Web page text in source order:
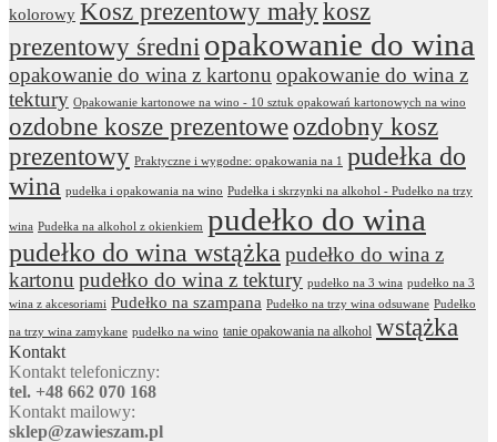
kolorowy Kosz prezentowy małykosz
prezentowy średni opakowanie do wina
opakowanie do wina z kartonu opakowanie do wina z
tektury Opakowanie kartonowe na wino - 10 sztuk opakowań kartonowych na wino
ozdobne kosze prezentoweozdobny kosz
prezentowy Praktyczne i wygodne: opakowania na 1
pudełka do
wina pudełka i opakowania na wino Pudełka i skrzynki na alkohol - Pudełko na trzy
wina Pudełka na alkohol z okienkiem pudełko do wina
pudełko do wina wstążka pudełko do wina z
kartonu pudełko do wina z tektury pudełko na 3 wina pudełko na 3
wina z akcesoriami Pudełko na szampana Pudełko na trzy wina odsuwane Pudełko
na trzy wina zamykane pudełko na wino tanie opakowania na alkohol wstążka
Kontakt
Kontakt telefoniczny:
tel. +48 662 070 168
Kontakt mailowy:
sklep@zawieszam.pl